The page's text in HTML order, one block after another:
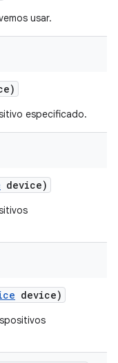
usar.
especificado.
device)
device)